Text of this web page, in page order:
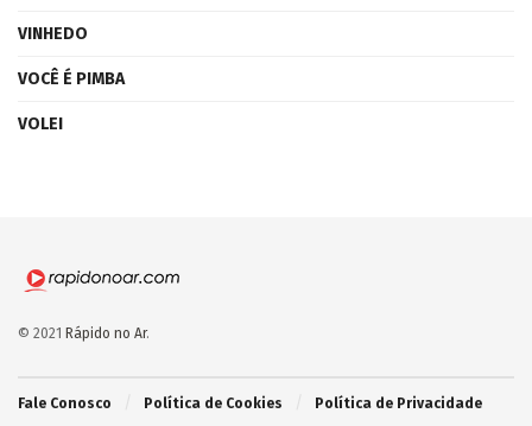
VINHEDO
VOCÊ É PIMBA
VOLEI
© 2021 Rápido no Ar.
Fale Conosco Política de Cookies Política de Privacidade